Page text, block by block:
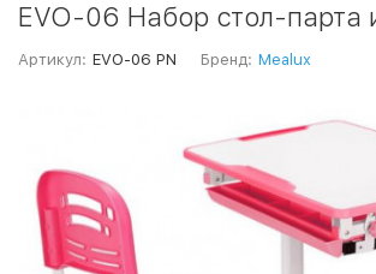
EVO-06 Набор стол-парта
Артикул: EVO-06 PN Бренд: Mealux